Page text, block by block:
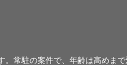
。常駐の案件で、年齢は高めまで